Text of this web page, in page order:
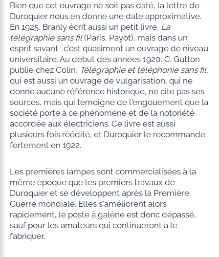
Bien que cet ouvrage ne soit pas daté, la lettre de
Duroquier nous en donne une date approximative.
En 1925, Branly écrit aussi un petit livre, La
télégraphie sans fil(Paris, Payot), mais dans un
esprit savant : c'est quasiment un ouvrage de niveau
universitaire. Au début des années 1920, C. Gutton
publie chez Colin, Télégraphie et téléphonie sans fil,
qui est aussi un ouvrage de vulgarisation, qui ne
donne aucune référence historique, ne cite pas ses
sources, mais qui témoigne de l'engouement que la
société porte à ce phénomène et de la notoriété
accordée aux électriciens. Ce livre est aussi
plusieurs fois réédité, et Duroquier le recommande
fortement en 1922.
Les premières lampes sont commercialisées à la
même époque que les premiers travaux de
Duroquier et se développent après la Première
Guerre mondiale. Elles s'améliorent alors
rapidement, le poste à galène est donc dépassé,
sauf pour les amateurs qui continueront à le
fabriquer.